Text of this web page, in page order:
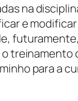
na
e
o
para a